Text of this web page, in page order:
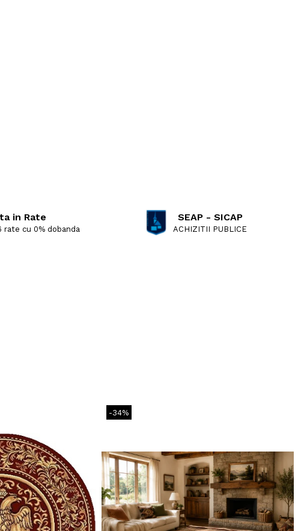
in Rate
rate cu 0% dobanda
SEAP - SICAP
ACHIZITII PUBLICE
-34%